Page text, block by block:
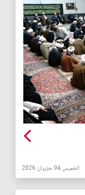
الخميس 04 حزيران 2026